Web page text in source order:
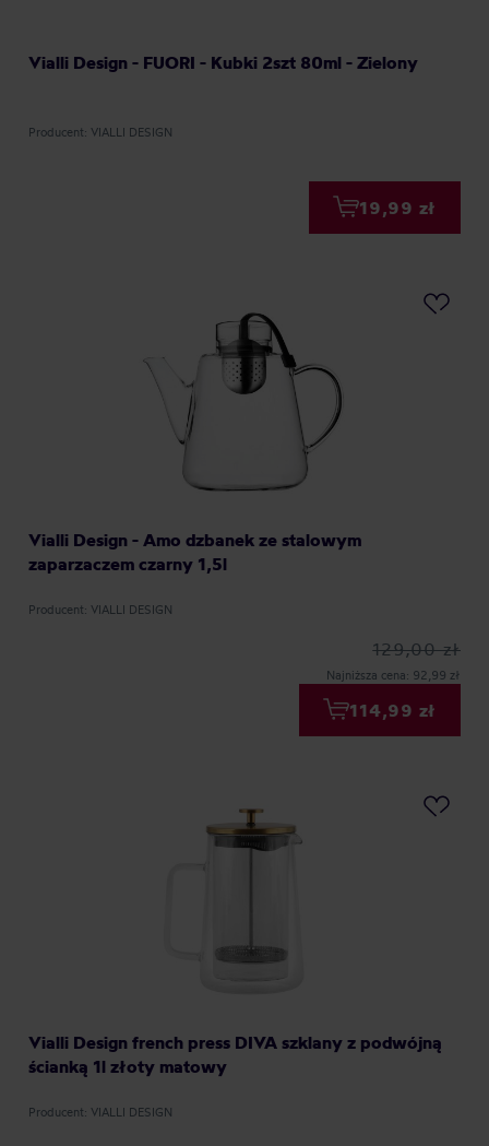
Vialli Design - FUORI - Kubki 2szt 80ml - Zielony
Producent: VIALLI DESIGN
19,99 zł
Vialli Design - Amo dzbanek ze stalowym
zaparzaczem czarny 1,5l
Producent: VIALLI DESIGN
129,00 zł
Najniższa cena: 92,99 zł
114,99 zł
Vialli Design french press DIVA szklany z podwójną
ścianką 1l złoty matowy
Producent: VIALLI DESIGN